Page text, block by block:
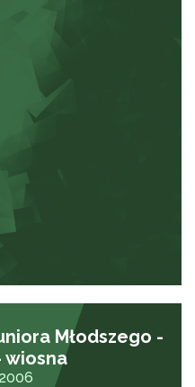
Młodszego -
wiosna